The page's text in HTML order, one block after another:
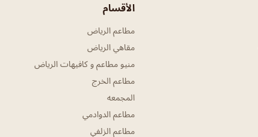
الأقسام
مطاعم الرياض
مقاهي الرياض
منيو مطاعم و كافيهات الرياض
مطاعم الخرج
المجمعه
مطاعم الدوادمي
مطاعم الزلفي